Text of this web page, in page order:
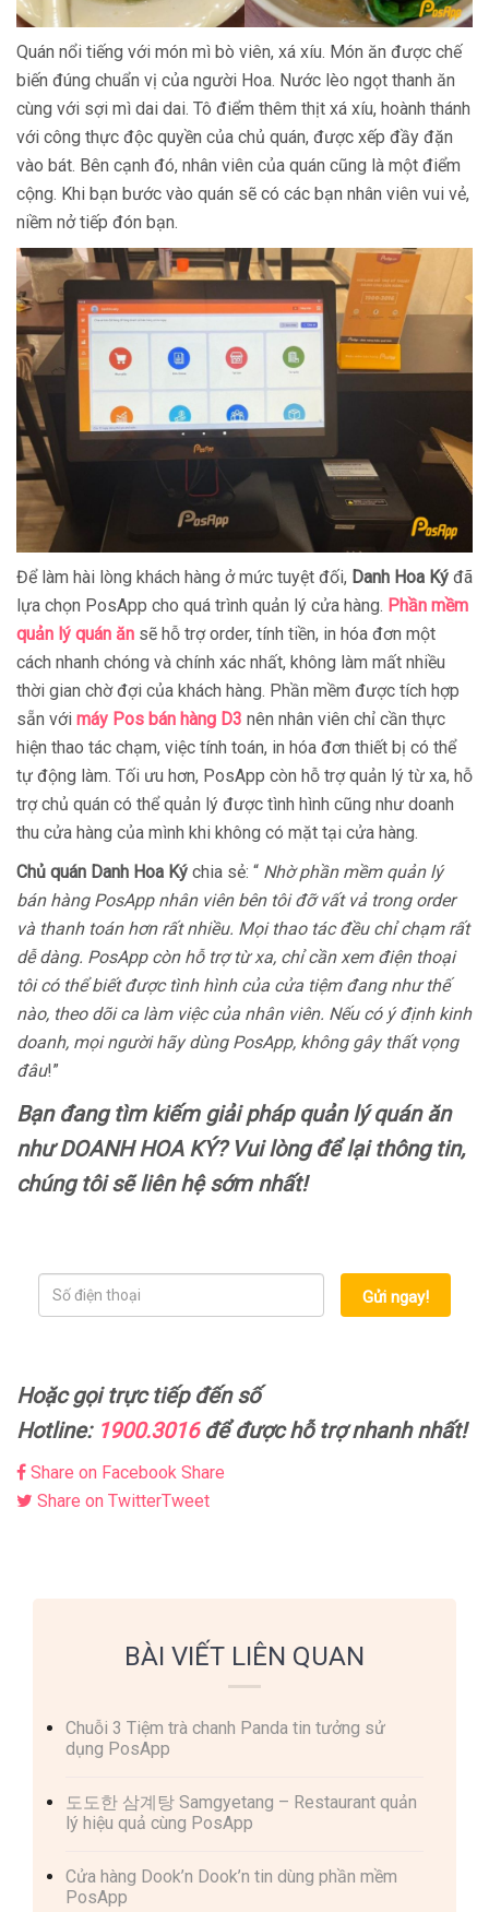
Quán nổi tiếng với món mì bò viên, xá xíu. Món ăn được chế
biến đúng chuẩn vị của người Hoa. Nước lèo ngọt thanh ăn
cùng với sợi mì dai dai. Tô điểm thêm thịt xá xíu, hoành thánh
với công thực độc quyền của chủ quán, được xếp đầy đặn
vào bát. Bên cạnh đó, nhân viên của quán cũng là một điểm
cộng. Khi bạn bước vào quán sẽ có các bạn nhân viên vui vẻ,
niềm nở tiếp đón bạn.
Để làm hài lòng khách hàng ở mức tuyệt đối, Danh Hoa Ký đã
lựa chọn PosApp cho quá trình quản lý cửa hàng. Phần mềm
quản lý quán ăn sẽ hỗ trợ order, tính tiền, in hóa đơn một
cách nhanh chóng và chính xác nhất, không làm mất nhiều
thời gian chờ đợi của khách hàng. Phần mềm được tích hợp
sẵn với máy Pos bán hàng D3 nên nhân viên chỉ cần thực
hiện thao tác chạm, việc tính toán, in hóa đơn thiết bị có thể
tự động làm. Tối ưu hơn, PosApp còn hỗ trợ quản lý từ xa, hỗ
trợ chủ quán có thể quản lý được tình hình cũng như doanh
thu cửa hàng của mình khi không có mặt tại cửa hàng.
Chủ quán Danh Hoa Ký chia sẻ: “ Nhờ phần mềm quản lý
bán hàng PosApp nhân viên bên tôi đỡ vất vả trong order
và thanh toán hơn rất nhiều. Mọi thao tác đều chỉ chạm rất
dễ dàng. PosApp còn hỗ trợ từ xa, chỉ cần xem điện thoại
tôi có thể biết được tình hình của cửa tiệm đang như thế
nào, theo dõi ca làm việc của nhân viên. Nếu có ý định kinh
doanh, mọi người hãy dùng PosApp, không gây thất vọng
đâu!”
Bạn đang tìm kiếm giải pháp quản lý quán ăn
như DOANH HOA KÝ? Vui lòng để lại thông tin,
chúng tôi sẽ liên hệ sớm nhất!
Gửi ngay!
Hoặc gọi trực tiếp đến số
Hotline: 1900.3016để được hỗ trợ nhanh nhất!
Share on Facebook Share
Share on TwitterTweet
BÀI VIẾT LIÊN QUAN
Chuỗi 3 Tiệm trà chanh Panda tin tưởng sử
dụng PosApp
도도한 삼계탕 Samgyetang – Restaurant quản
lý hiệu quả cùng PosApp
Cửa hàng Dook’n Dook’n tin dùng phần mềm
PosApp